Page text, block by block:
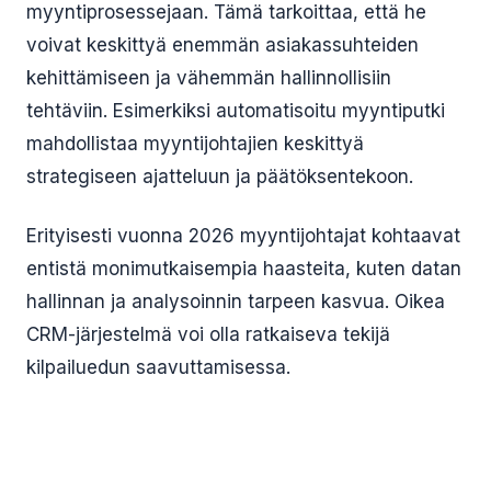
myyntiprosessejaan. Tämä tarkoittaa, että he
voivat keskittyä enemmän asiakassuhteiden
kehittämiseen ja vähemmän hallinnollisiin
tehtäviin. Esimerkiksi automatisoitu myyntiputki
mahdollistaa myyntijohtajien keskittyä
strategiseen ajatteluun ja päätöksentekoon.
Erityisesti vuonna 2026 myyntijohtajat kohtaavat
entistä monimutkaisempia haasteita, kuten datan
hallinnan ja analysoinnin tarpeen kasvua. Oikea
CRM-järjestelmä voi olla ratkaiseva tekijä
kilpailuedun saavuttamisessa.